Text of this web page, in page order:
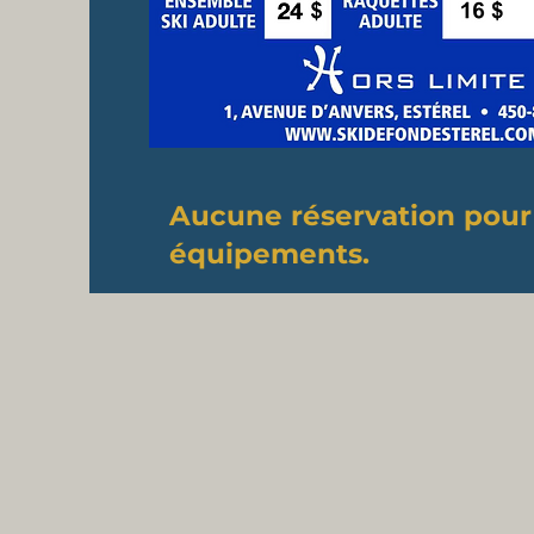
Aucune réservation
équipements.